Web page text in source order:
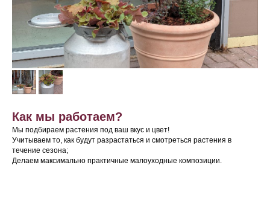
Как мы работаем?
Мы подбираем растения под ваш вкус и цвет!
Учитываем то, как будут разрастаться и смотреться растения в
течение сезона;
Делаем максимально практичные малоуходные композиции.